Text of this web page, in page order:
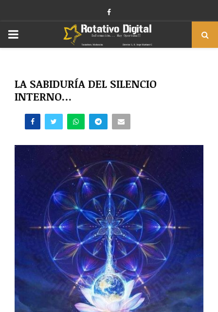
Facebook
PRIMARY
LA SABIDURÍA DEL SILENCIO
INTERNO…